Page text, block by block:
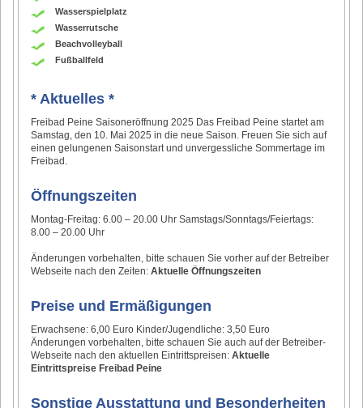
Wasserspielplatz
Wasserrutsche
Beachvolleyball
Fußballfeld
* Aktuelles *
Freibad Peine Saisoneröffnung 2025 Das Freibad Peine startet am
Samstag, den 10. Mai 2025 in die neue Saison. Freuen Sie sich auf
einen gelungenen Saisonstart und unvergessliche Sommertage im
Freibad.
Öffnungszeiten
Montag-Freitag: 6.00 – 20.00 Uhr Samstags/Sonntags/Feiertags:
8.00 – 20.00 Uhr
Änderungen vorbehalten, bitte schauen Sie vorher auf der Betreiber
Webseite nach den Zeiten:Aktuelle Öffnungszeiten
Preise und Ermäßigungen
Erwachsene: 6,00 Euro Kinder/Jugendliche: 3,50 Euro
Änderungen vorbehalten, bitte schauen Sie auch auf der Betreiber-
Webseite nach den aktuellen Eintrittspreisen:Aktuelle
Eintrittspreise Freibad Peine
Sonstige Ausstattung und Besonderheiten